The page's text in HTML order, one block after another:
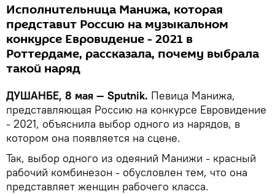
Исполнительница Манижа, которая
представит Россию на музыкальном
конкурсе Евровидение - 2021 в
Роттердаме, рассказала, почему выбрала
такой наряд
ДУШАНБЕ, 8 мая — Sputnik. Певица Манижа,
представляющая Россию на конкурсе Евровидение
- 2021, объяснила выбор одного из нарядов, в
котором она появляется на сцене.
Так, выбор одного из одеяний Манижи - красный
рабочий комбинезон - обусловлен тем, что она
представляет женщин рабочего класса.